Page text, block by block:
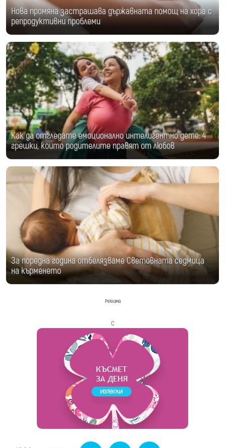
Нова промяна застрашава държавната помощ на хора с
репродуктивни проблеми
Как да отгледате емоционално интелигентно дете: 4
грешки, които родителите правят от любов
За поредна година отбелязваме Световната седмица
на кърменето
Реклама
с